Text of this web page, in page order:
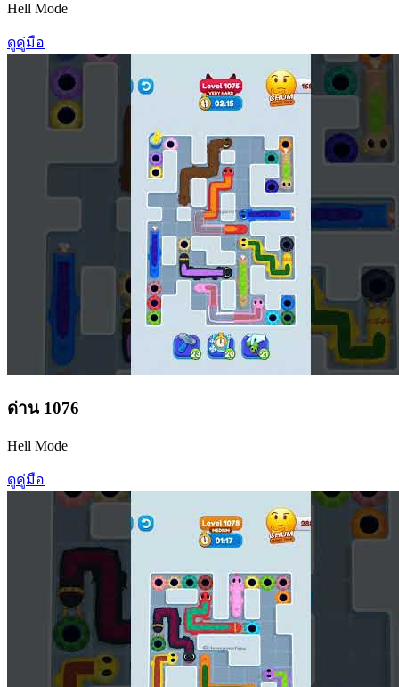
Hell Mode
ดูคู่มือ
ด่าน 1076
Hell Mode
ดูคู่มือ